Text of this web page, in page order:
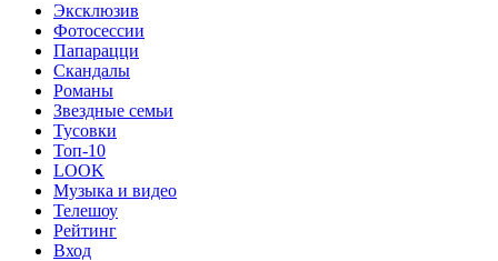
Эксклюзив
Фотосессии
Папарацци
Скандалы
Романы
Звездные семьи
Тусовки
Топ-10
LOOK
Музыка и видео
Телешоу
Рейтинг
Вход